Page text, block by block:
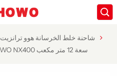
شاحنة خلط الخرسانة هوو ترانزيت
شاحنة خلط الخرسانة HOWO NX400 سعة 12 متر مكعب